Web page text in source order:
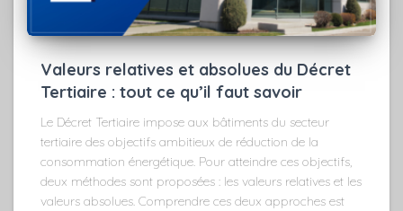
Valeurs relatives et absolues du Décret
Tertiaire : tout ce qu’il faut savoir
Le Décret Tertiaire impose aux bâtiments du secteur
tertiaire des objectifs ambitieux de réduction de la
consommation énergétique. Pour atteindre ces objectifs,
deux méthodes sont proposées : les valeurs relatives et les
valeurs absolues. Comprendre ces deux approches est